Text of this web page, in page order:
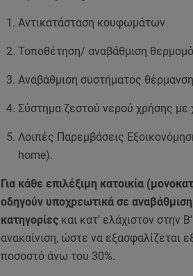
Αντικατάσταση κουφωμάτων
Τοποθέτηση/ αναβάθμιση
Αναβάθμιση συστήματος
Σύστημα ζεστού νερού χρήσης
Λοιπές Παρεμβάσεις
home).
Για κάθε επιλέξιμη κατοικία
οδηγούν υποχρεωτικά σε
κατηγορίεςκαι κατ' ελάχιστον στην Β'
ανακαίνιση, ώστε να εξασφαλίζεται
ποσοστό άνω του 30%.